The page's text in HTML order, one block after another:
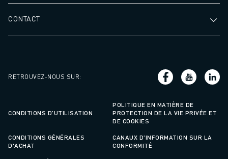
CONTACT
RETROUVEZ-NOUS SUR:
CONDITIONS D'UTILISATION
POLITIQUE EN MATIÈRE DE
PROTECTION DE LA VIE PRIVÉE ET
DE COOKIES
CONDITIONS GÉNÉRALES
D'ACHAT
CANAUX D'INFORMATION SUR LA
CONFORMITÉ